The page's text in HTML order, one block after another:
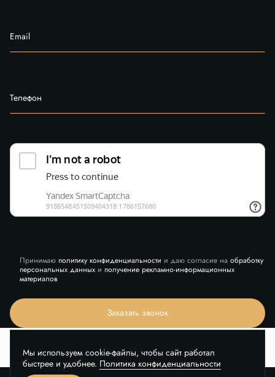
Email
Телефон
Принимаю политику конфиденциальности и даю согласие на обработку
персональных данныхи получение рекламно-информационных
материалов
Заказать звонок
Мы используем cookie-файлы, чтобы сайт работал
быстрее и удобнее. Политика конфиденциальности